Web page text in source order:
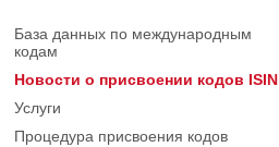
База данных по международным
кодам
Новости о присвоении кодов ISIN
Услуги
Процедура присвоения кодов